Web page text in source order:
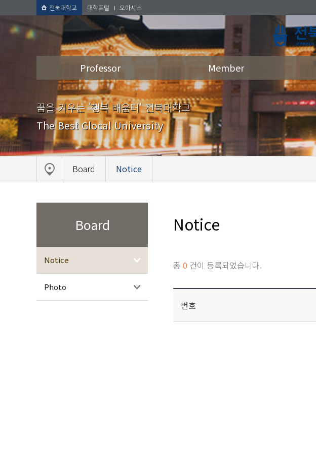
전북대학교 대학포털 오아시스
Professor Member
꿈을 키우는 '행복 배움터' 전북대학교
The Best Glocal University
Board Notice
Board
Notice
Photo
Notice
총 0 건이 등록되었습니다.
번호